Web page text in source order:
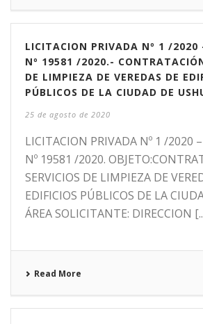
LICITACION PRIVADA Nº 1 /2020
Nº 19581 /2020.-
DE LIMPIEZA DE VEREDAS DE
PÚBLICOS DE LA CIUDAD DE
25 de agosto de 2020
LICITACION PRIVADA Nº 1 /2020
Nº 19581 /2020.
SERVICIOS DE LIMPIEZA DE
EDIFICIOS PÚBLICOS DE LA
ÁREA SOLICITANTE: DIRECCION
Read More